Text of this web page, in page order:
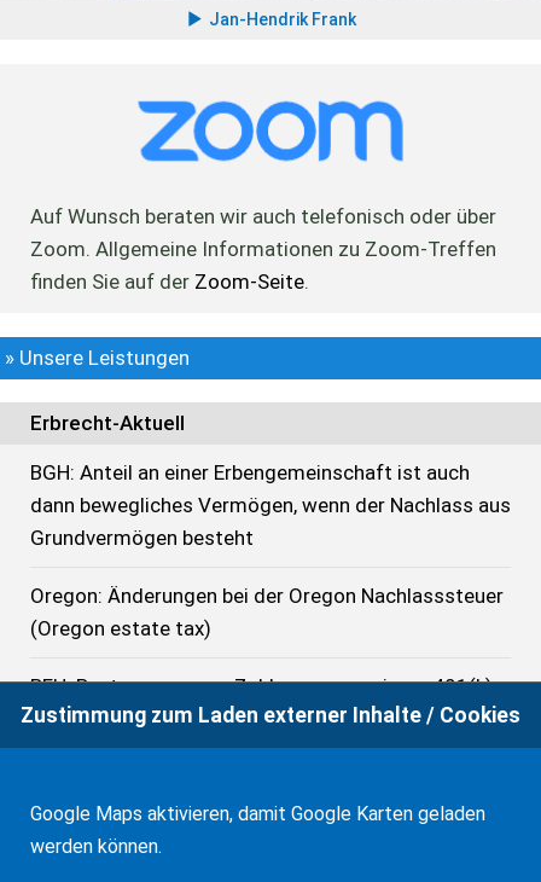
Jan-Hendrik Frank
Auf Wunsch beraten wir auch telefonisch oder über
Zoom. Allgemeine Informationen zu Zoom-Treffen
finden Sie auf der Zoom-Seite.
» Unsere Leistungen
Erbrecht-Aktuell
BGH: Anteil an einer Erbengemeinschaft ist auch
dann bewegliches Vermögen, wenn der Nachlass aus
Grundvermögen besteht
Oregon: Änderungen bei der Oregon Nachlasssteuer
(Oregon estate tax)
BFH: Besteuerung von Zahlungen aus einem 401(k)
bis 1.1.2025
US-Bundes-Schenkungssteuer und der GST in 2026
Zustimmung zum Laden externer Inhalte / Cookies
Google Maps aktivieren, damit Google Karten geladen
werden können.